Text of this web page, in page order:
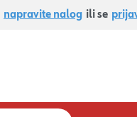
napravite nalog ili se